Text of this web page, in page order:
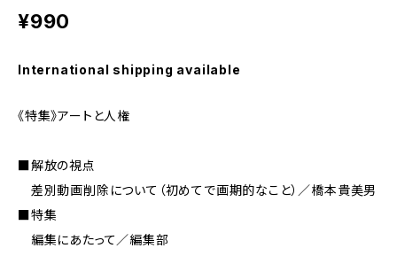
¥990
International shipping available
《特集》アートと人権
■解放の視点
差別動画削除について（初めてで画期的なこと）／橋本貴美男
■特集
編集にあたって／編集部